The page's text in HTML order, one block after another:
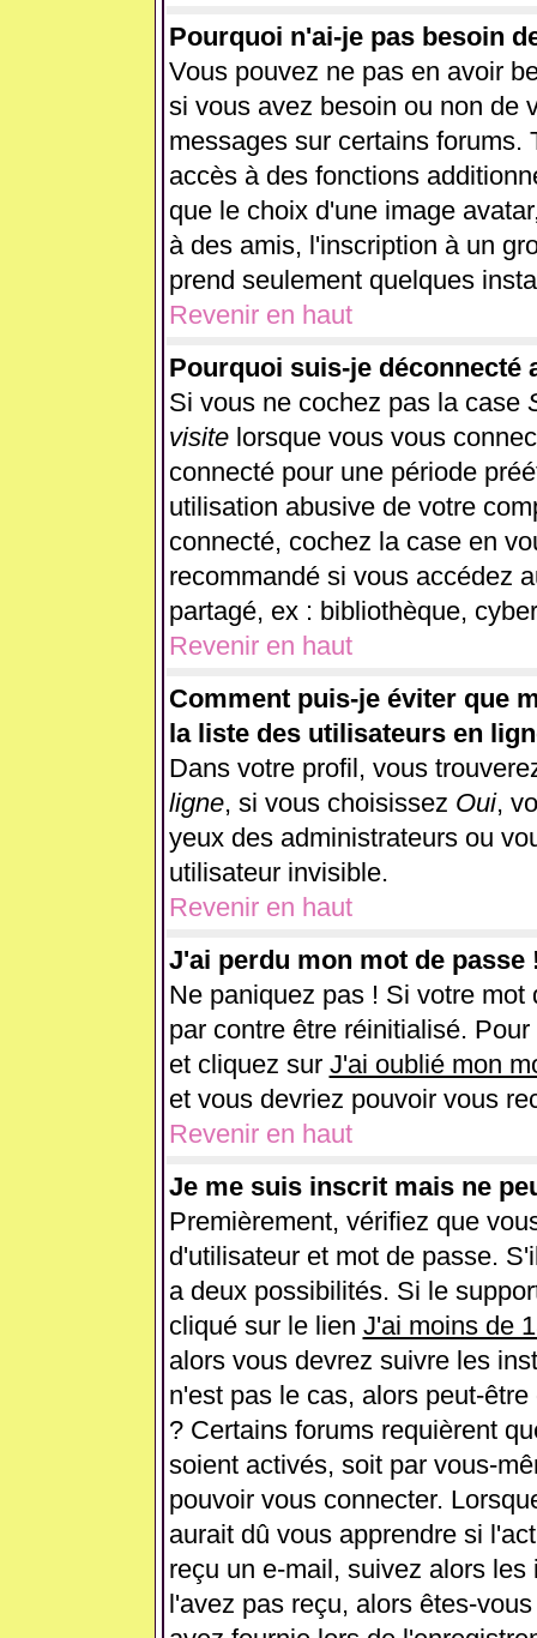
Pourquoi n'ai-je pas besoin
Vous pouvez ne pas en avoir
si vous avez besoin ou non de
messages sur certains forums.
accès à des fonctions
que le choix d'une image
à des amis, l'inscription à un
prend seulement quelques
Revenir en haut
Pourquoi suis-je déconnecté
Si vous ne cochez pas la case
visitelorsque vous vous
connecté pour une période
utilisation abusive de votre
connecté, cochez la case en
recommandé si vous accédez
partagé, ex : bibliothèque,
Revenir en haut
Comment puis-je éviter que
la liste des utilisateurs en
Dans votre profil, vous
ligne, si vous choisissez Oui,
yeux des administrateurs ou
utilisateur invisible.
Revenir en haut
J'ai perdu mon mot de passe
Ne paniquez pas ! Si votre
par contre être réinitialisé.
et cliquez sur J'ai oublié mon
et vous devriez pouvoir vous
Revenir en haut
Je me suis inscrit mais ne
Premièrement, vérifiez que
d'utilisateur et mot de passe.
a deux possibilités. Si le
cliqué sur le lien J'ai moins de
alors vous devrez suivre les
n'est pas le cas, alors peut-
? Certains forums requièrent
soient activés, soit par vous-
pouvoir vous connecter.
aurait dû vous apprendre si
reçu un e-mail, suivez alors
l'avez pas reçu, alors êtes-